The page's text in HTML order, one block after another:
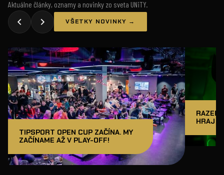
Aktuálne články, oznamy a novinky zo sveta UNiTY.
VŠETKY NOVINKY →
TIPSPORT OPEN CUP ZAČÍNA. MY
ZAČÍNAME AŽ V PLAY-OFF!
RAZER
HRAJ